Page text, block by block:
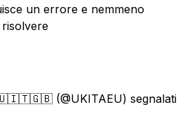
un errore e nemmeno
🇪🇺🇮🇹🇬🇧 (@UKITAEU) segnalati